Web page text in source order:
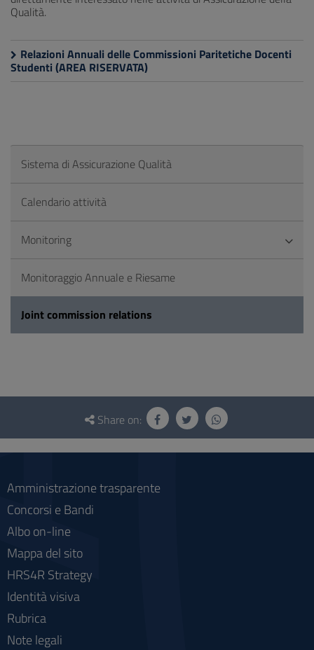
Qualità.
Relazioni Annuali delle Commissioni Paritetiche Docenti
Studenti (AREA RISERVATA)
Sistema di Assicurazione Qualità
Calendario attività
Monitoring
Monitoraggio Annuale e Riesame
Joint commission relations
Questionnaire
social
Share on:
Amministrazione trasparente
Concorsi e Bandi
Albo on-line
Mappa del sito
HRS4R Strategy
Identità visiva
Rubrica
Note legali